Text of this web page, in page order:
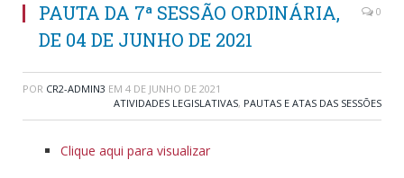
PAUTA DA 7ª SESSÃO ORDINÁRIA,
DE 04 DE JUNHO DE 2021
0
POR CR2-ADMIN3 EM 4 DE JUNHO DE 2021
ATIVIDADES LEGISLATIVAS, PAUTAS E ATAS DAS SESSÕES
Clique aqui para visualizar